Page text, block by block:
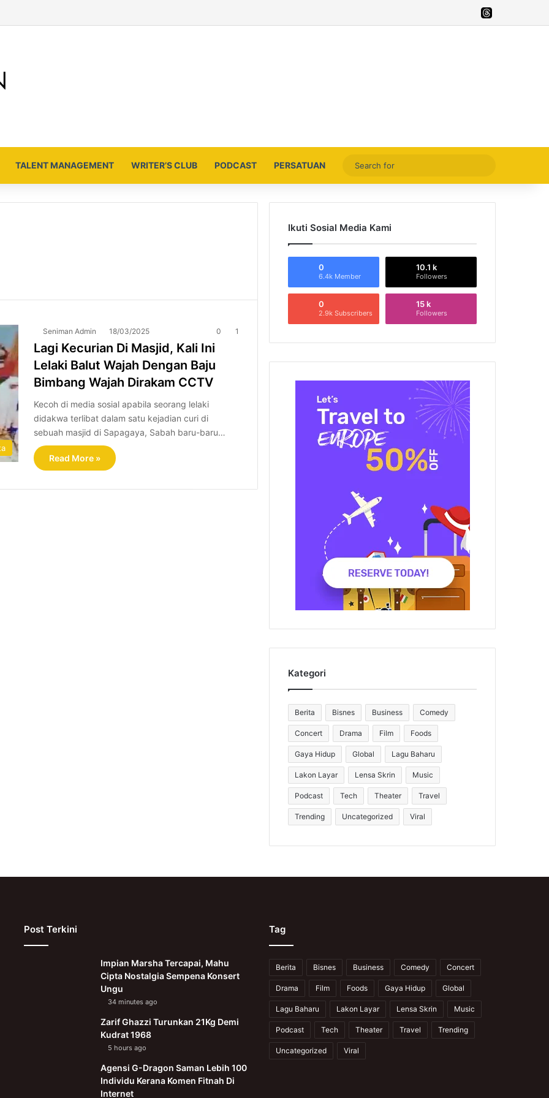
YouTubeInstagram
TALENT MANAGEMENT WRITER’S CLUB PODCAST PERSATUAN
for
Seniman Admin 18/03/2025 0 1
Lagi Kecurian Di Masjid, Kali Ini
Lelaki Balut Wajah Dengan Baju
Bimbang Wajah Dirakam CCTV
Kecoh di media sosial apabila seorang lelaki
didakwa terlibat dalam satu kejadian curi di
sebuah masjid di Sapagaya, Sabah baru-baru…
Read More »
Ikuti Sosial Media Kami
0
6.4k Member
10.1 k
Followers
0
2.9k Subscribers
15 k
Followers
Kategori
Berita Bisnes Business Comedy
Concert Drama Film Foods
Gaya Hidup Global Lagu Baharu
Lakon Layar Lensa Skrin Music
Podcast Tech Theater Travel
Trending Uncategorized Viral
Post Terkini
Impian Marsha Tercapai, Mahu
Cipta Nostalgia Sempena Konsert
Ungu
34 minutes ago
Zarif Ghazzi Turunkan 21Kg Demi
Kudrat 1968
5 hours ago
Agensi G-Dragon Saman Lebih 100
Individu Kerana Komen Fitnah Di
Internet
Tag
Berita Bisnes Business Comedy Concert
Drama Film Foods Gaya Hidup Global
Lagu Baharu Lakon Layar Lensa Skrin Music
Podcast Tech Theater Travel Trending
Uncategorized Viral